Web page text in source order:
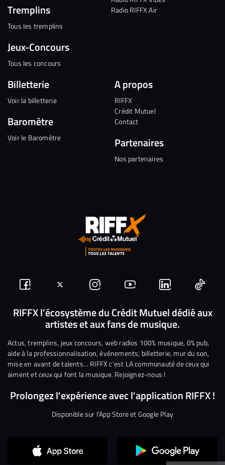
Continuer sans accepter
Tremplins
Tous les tremplins
Jeux-Concours
Tous les concours
Radio RIFFX Air
Billetterie
Voir la billetterie
Baromètre
Voir le Baromètre
A propos
RIFFX
Crédit Mutuel
Contact
Partenaires
Nos partenaires
Suivez-
nous
Facebook
Suivez-
nous
sur
Twitter
Nous
rejoindre
sur
Instagram
Nous
rejoindre
sur
YouTube
Nous
rejoindre
sur
Linkedin
Nous
RIFFX l’écosystème du Crédit Mutuel dédié aux
artistes et aux fans de musique.
Actus, tremplins, jeux concours, web radios 100% musique, 0% pub,
aide à la professionnalisation, événements, billetterie, mur du son,
mise en avant de talents… RIFFX c’est LA communauté de ceux qui
aiment et ceux qui font la musique. Rejoignez-nous !
Prolongez l'expérience avec l'application RIFFX !
Disponible sur l'App Store et Google Play